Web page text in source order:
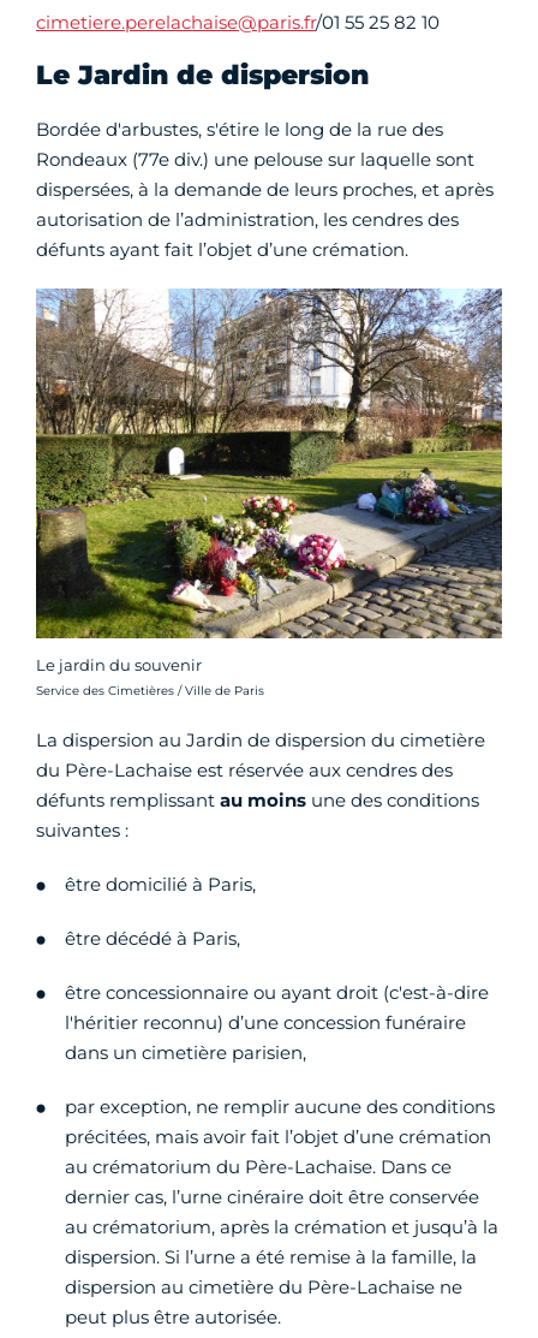
cimetiere.perelachaise@paris.fr/01 55 25 82 10
Le Jardin de dispersion
Bordée d'arbustes, s'étire le long de la rue des
Rondeaux (77e div.) une pelouse sur laquelle sont
dispersées, à la demande de leurs proches, et après
autorisation de l’administration, les cendres des
défunts ayant fait l’objet d’une crémation.
Le jardin du souvenir
Crédit photo :
Service des Cimetières / Ville de Paris
La dispersion au Jardin de dispersion du cimetière
du Père-Lachaise est réservée aux cendres des
défunts remplissant au moins une des conditions
suivantes :
être domicilié à Paris,
être décédé à Paris,
être concessionnaire ou ayant droit (c'est-à-dire
l'héritier reconnu) d’une concession funéraire
dans un cimetière parisien,
par exception, ne remplir aucune des conditions
précitées, mais avoir fait l’objet d’une crémation
au crématorium du Père-Lachaise. Dans ce
dernier cas, l’urne cinéraire doit être conservée
au crématorium, après la crémation et jusqu’à la
dispersion. Si l’urne a été remise à la famille, la
dispersion au cimetière du Père-Lachaise ne
peut plus être autorisée.